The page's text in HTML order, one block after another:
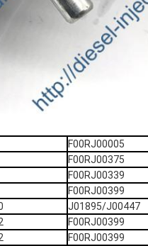
F00RJ00005
F00RJ00375
F00RJ00339
F00RJ00399
J01895/J00447
F00RJ00399
F00RJ00399